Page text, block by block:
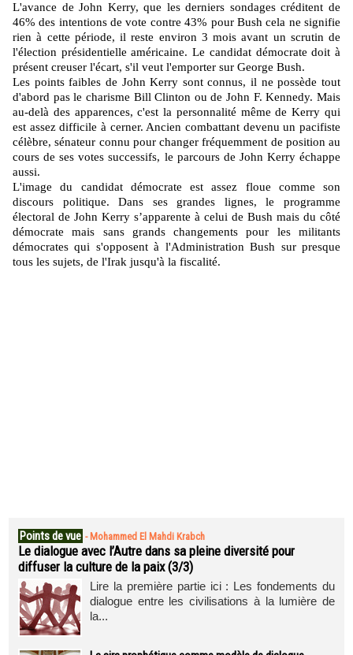
L'avance de John Kerry, que les derniers sondages créditent de
46% des intentions de vote contre 43% pour Bush cela ne signifie
rien à cette période, il reste environ 3 mois avant un scrutin de
l'élection présidentielle américaine. Le candidat démocrate doit à
présent creuser l'écart, s'il veut l'emporter sur George Bush.
Les points faibles de John Kerry sont connus, il ne possède tout
d'abord pas le charisme Bill Clinton ou de John F. Kennedy. Mais
au-delà des apparences, c'est la personnalité même de Kerry qui
est assez difficile à cerner. Ancien combattant devenu un pacifiste
célèbre, sénateur connu pour changer fréquemment de position au
cours de ses votes successifs, le parcours de John Kerry échappe
aussi.
L'image du candidat démocrate est assez floue comme son
discours politique. Dans ses grandes lignes, le programme
électoral de John Kerry s’apparente à celui de Bush mais du côté
démocrate mais sans grands changements pour les militants
démocrates qui s'opposent à l'Administration Bush sur presque
tous les sujets, de l'Irak jusqu'à la fiscalité.
Points de vue - Mohammed El Mahdi Krabch
Le dialogue avec l’Autre dans sa pleine diversité pour
diffuser la culture de la paix (3/3)
Lire la première partie ici : Les fondements du
dialogue entre les civilisations à la lumière de
la...